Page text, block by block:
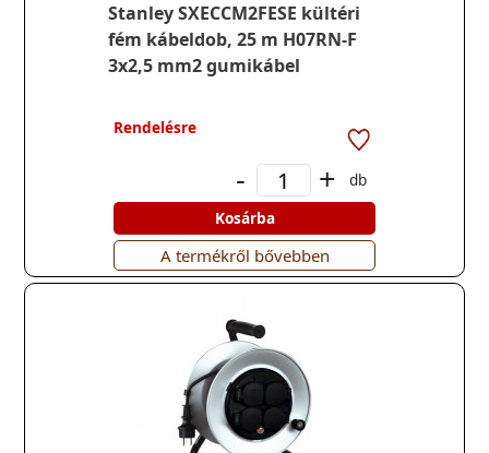
Stanley SXECCM2FESE kültéri
fém kábeldob, 25 m H07RN-F
3x2,5 mm2 gumikábel
H07RN-F 3G2,5 mm2 kábel
Rendelésre
- +
db
Kosárba
A termékről bővebben